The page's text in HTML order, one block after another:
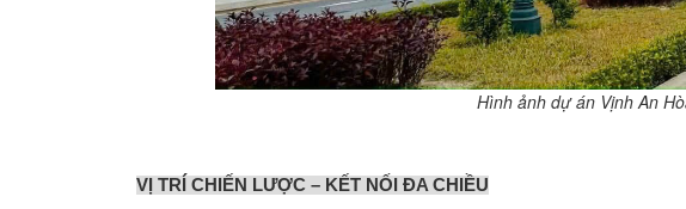
Hình ảnh dự án Vịnh An
VỊ TRÍ CHIẾN LƯỢC – KẾT NỐI ĐA CHIỀU